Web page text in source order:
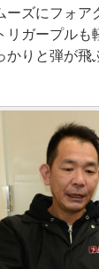
ーズにフォア
リガープルも
かりと弾が飛